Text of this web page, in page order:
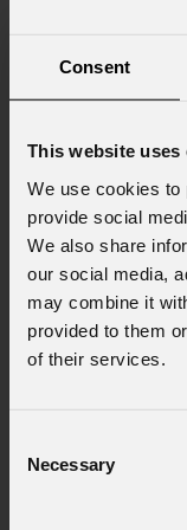
Consent
This website uses
We use cookies to
provide social
We also share
our social media,
may combine it
provided to them
of their services.
Selection
Necessary
Consenso
ricevere
marketing.
Consenso
personali
Ho letto
GDPR;
dell'art. 6 del